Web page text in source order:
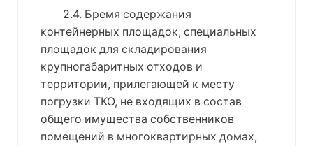
2.4. Бремя содержания
контейнерных площадок, специальных
площадок для складирования
крупногабаритных отходов и
территории, прилегающей к месту
погрузки ТКО, не входящих в состав
общего имущества собственников
помещений в многоквартирных домах,